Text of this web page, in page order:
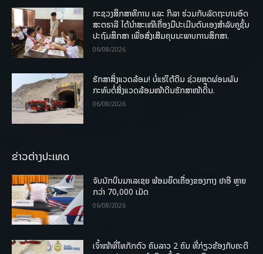
ກະຊວງສຶກສາທິການ ແລະ ກິລາ ຮ່ວມກັບລັດຖະບານອົດ
ສະຕຣາລີ ໄດ້ນຳສະເໜີເຄື່ອງມືປະເມີນຕົນເອງສຳລັບຄູຊັ້ນ
ປະຖົມສຶກສາ ເພື່ອສົ່ງເສີມຄຸນນະພາບການສຶກສາ.
06/08/2026
ຮັກສາສິ່ງແວດລ້ອມ! ບໍ່ແຮ່ໃຕ້ດິນ ຊ່ວຍຫຼຸດຜ່ອນຜົນ
ກະທົບຕໍ່ສິ່ງແວດລ້ອມໜ້າດິນຮັກສາໜ້າດິນ.
06/08/2026
ຂ່າວຕ່າງປະເທດ
ຈັບນັກບິນມາເລເຊຍ ພ້ອມຍຶດເຄື່ອງຂອງກາງ ຢາອີ ຫຼາຍ
ກວ່າ 70,000 ເມັດ
06/08/2026
ເຈົ້າໜ້າທີ່ໄທກັກຕົວ ຄົນລາວ 2 ຄົນ ທີ່ກ່ຽວຂ້ອງກັບຄະດີ